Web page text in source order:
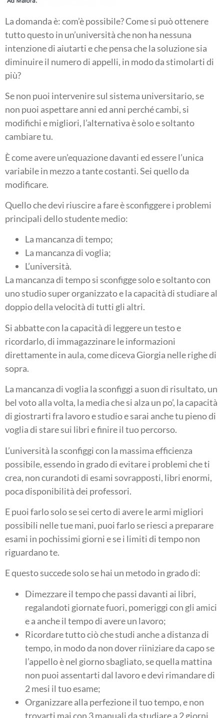
La domanda è: com’è possibile? Come si può ottenere
tutto questo in un’università che non ha nessuna
intenzione di aiutarti e che pensa che la soluzione sia
diminuire il numero di appelli, in modo da stimolarti di
più?
Se non puoi intervenire sul sistema universitario, se
non puoi aspettare anni ed anni perché cambi, si
modifichi e migliori, l’alternativa è solo e soltanto
cambiare tu.
È come avere un’equazione davanti ed essere l’unica
variabile in mezzo a tante costanti. Sei quello da
modificare.
Quello che devi riuscire a fare è sconfiggere i problemi
principali dello studente medio:
La mancanza di tempo;
La mancanza di voglia;
L’università.
La mancanza di tempo si sconfigge solo e soltanto con
uno studio super organizzato e la capacità di studiare al
doppio della velocità di tutti gli altri.
Si abbatte con la capacità di leggere un testo e
ricordarlo, di immagazzinare le informazioni
direttamente in aula, come diceva Giorgia nelle righe di
sopra.
La mancanza di voglia la sconfiggi a suon di risultato, un
bel voto alla volta, la media che si alza un po’, la capacità
di giostrarti fra lavoro e studio e sarai anche tu pieno di
voglia di stare sui libri e finire il tuo percorso.
L’università la sconfiggi con la massima efficienza
possibile, essendo in grado di evitare i problemi che ti
crea, non curandoti di esami sovrapposti, libri enormi,
poca disponibilità dei professori.
E puoi farlo solo se sei certo di avere le armi migliori
possibili nelle tue mani, puoi farlo se riesci a preparare
esami in pochissimi giorni e se i limiti di tempo non
riguardano te.
E questo succede solo se hai un metodo in grado di:
Dimezzare il tempo che passi davanti ai libri,
regalandoti giornate fuori, pomeriggi con gli amici
e a anche il tempo di avere un lavoro;
Ricordare tutto ciò che studi anche a distanza di
tempo, in modo da non dover riiniziare da capo se
l’appello è nel giorno sbagliato, se quella mattina
non puoi assentarti dal lavoro e devi rimandare di
2 mesi il tuo esame;
Organizzare alla perfezione il tuo tempo, e non
trovarti mai con 3 manuali da studiare a 2 giorni